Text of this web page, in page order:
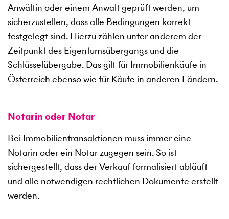
Anwältin oder einem Anwalt geprüft werden, um
sicherzustellen, dass alle Bedingungen korrekt
festgelegt sind. Hierzu zählen unter anderem der
Zeitpunkt des Eigentumsübergangs und die
Schlüsselübergabe. Das gilt für Immobilienkäufe in
Österreich ebenso wie für Käufe in anderen Ländern.
Notarin oder Notar
Bei Immobilientransaktionen muss immer eine
Notarin oder ein Notar zugegen sein. So ist
sichergestellt, dass der Verkauf formalisiert abläuft
und alle notwendigen rechtlichen Dokumente erstellt
werden.